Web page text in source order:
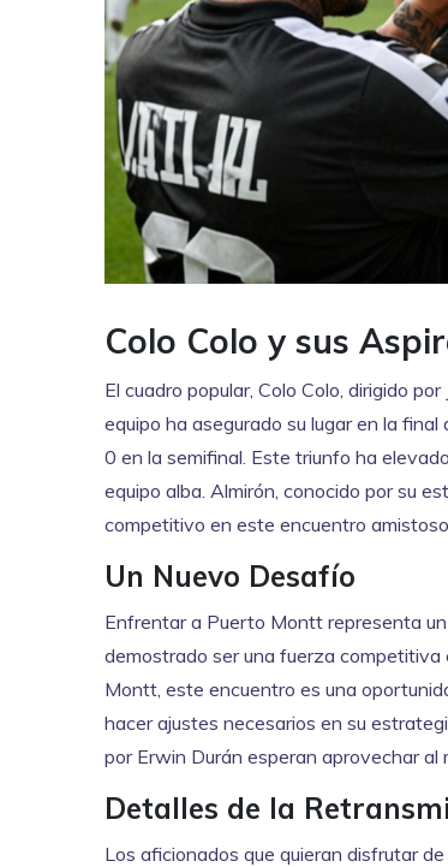
Colo Colo y sus
El cuadro popular, Colo Colo, dirigido
equipo ha asegurado su lugar en la
0 en la semifinal. Este triunfo ha
equipo alba. Almirón, conocido por su
competitivo en este encuentro amistoso.
Un Nuevo Desafío
Enfrentar a Puerto Montt representa
demostrado ser una fuerza
Montt, este encuentro es una
hacer ajustes necesarios en su
por Erwin Durán esperan aprovechar al
Detalles de la
Los aficionados que quieran disfrutar